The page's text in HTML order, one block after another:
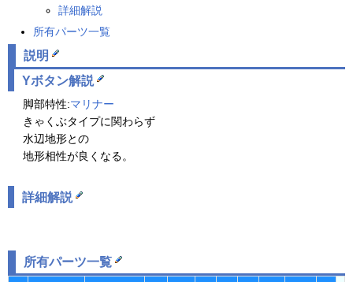
詳細解説
所有パーツ一覧
説明
Yボタン解説
脚部特性:マリナー
きゃくぶタイプに関わらず
水辺地形との
地形相性が良くなる。
詳細解説
所有パーツ一覧